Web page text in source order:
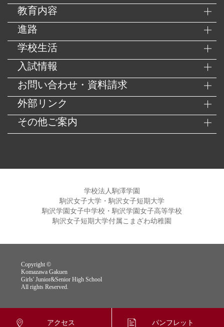
アクセス パンフレット
教育内容
進路
学校生活
入試情報
お問い合わせ・資料請求
外部リンク
その他ご案内
学校法人駒澤学園
駒沢女子大学・駒沢女子短期大学
駒沢学園女子中学校・駒沢学園女子高等学校
駒沢女子短期大学付属こまざわ幼稚園
Copyright ©
Komazawa Gakuen
Girls' Junior&Senior High School
All rights Reserved.